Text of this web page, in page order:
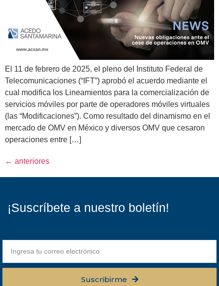
El 11 de febrero de 2025, el pleno del Instituto Federal de
Telecomunicaciones (“IFT”) aprobó el acuerdo mediante el
cual modifica los Lineamientos para la comercialización de
servicios móviles por parte de operadores móviles virtuales
(las “Modificaciones”). Como resultado del dinamismo en el
mercado de OMV en México y diversos OMV que cesaron
operaciones entre […]
← anteriores
¡Suscríbete a nuestro boletín!
Suscribirme